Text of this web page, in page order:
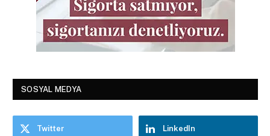
SOSYAL MEDYA
Twitter LinkedIn